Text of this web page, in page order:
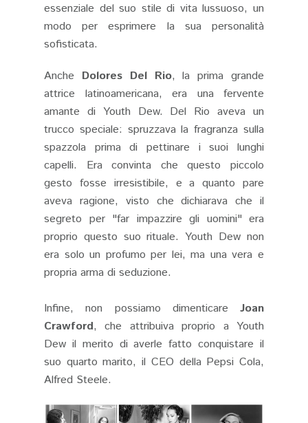
essenziale del suo stile di vita lussuoso, un
modo per esprimere la sua personalità
sofisticata.
Anche Dolores Del Rio, la prima grande
attrice latinoamericana, era una fervente
amante di Youth Dew. Del Rio aveva un
trucco speciale: spruzzava la fragranza sulla
spazzola prima di pettinare i suoi lunghi
capelli. Era convinta che questo piccolo
gesto fosse irresistibile, e a quanto pare
aveva ragione, visto che dichiarava che il
segreto per "far impazzire gli uomini" era
proprio questo suo rituale. Youth Dew non
era solo un profumo per lei, ma una vera e
propria arma di seduzione.
Infine, non possiamo dimenticare Joan
Crawford, che attribuiva proprio a Youth
Dew il merito di averle fatto conquistare il
suo quarto marito, il CEO della Pepsi Cola,
Alfred Steele.